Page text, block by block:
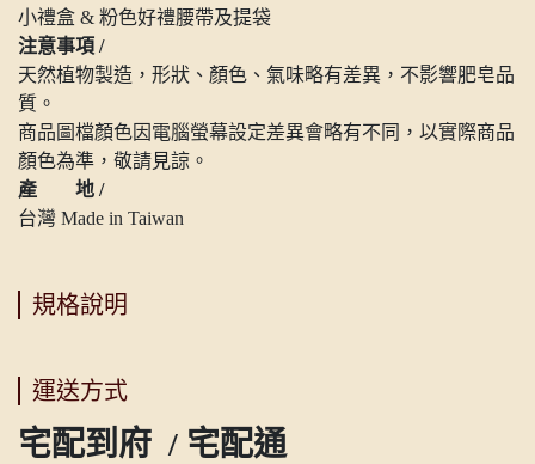
小禮盒 & 粉色好禮腰帶及提袋
注意事項 /
天然植物製造，形狀、顏色、氣味略有差異，不影響肥皂品
質。
商品圖檔顏色因電腦螢幕設定差異會略有不同，以實際商品
顏色為準，敬請見諒。
產 地 /
台灣 Made in Taiwan
規格說明
運送方式
宅配到府 / 宅配通